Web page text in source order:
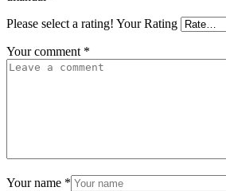
Please select a rating! Your Rating
Your comment *
Your name *